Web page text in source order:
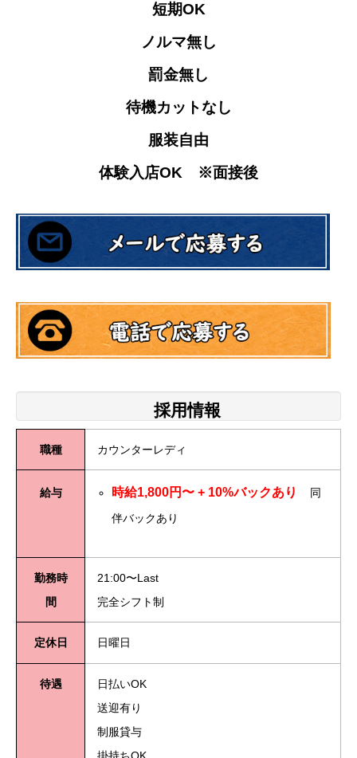
短期OK
ノルマ無し
罰金無し
待機カットなし
服装自由
体験入店OK ※面接後
採用情報
職種 カウンターレディ
給与 時給1,800円〜 + 10%バックあり 同
伴バックあり
勤務時
間
21:00〜Last
完全シフト制
定休日 日曜日
待遇
日払いOK
送迎有り
制服貸与
掛持ちOK